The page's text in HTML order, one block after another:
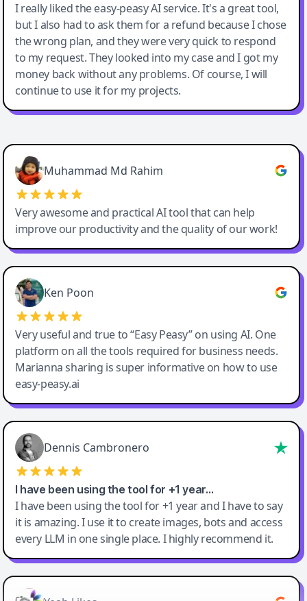
I really liked the easy-peasy AI service. It's a great tool,
but I also had to ask them for a refund because I chose
the wrong plan, and they were very quick to respond
to my request. They looked into my case and I got my
money back without any problems. Of course, I will
continue to use it for my projects.
Easy-Peasy AI
Muhammad Md Rahim
Very awesome and practical AI tool that can help
improve our productivity and the quality of our work!
Ken Poon
Very useful and true to “Easy Peasy” on using AI. One
platform on all the tools required for business needs.
Marianna sharing is super informative on how to use
easy-peasy.ai
Dennis Cambronero
I have been using the tool for +1 year…
I have been using the tool for +1 year and I have to say
it is amazing. I use it to create images, bots and access
every LLM in one single place. I highly recommend it.